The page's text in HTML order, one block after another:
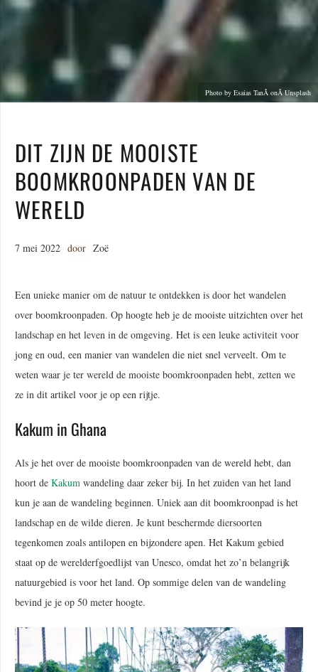
Photo by Esaias TanÂ onÂ Unsplash
DIT ZIJN DE MOOISTE
BOOMKROONPADEN VAN DE
WERELD
7 mei 2022 door Zoë
Een unieke manier om de natuur te ontdekken is door het wandelen
over boomkroonpaden. Op hoogte heb je de mooiste uitzichten over het
landschap en het leven in de omgeving. Het is een leuke activiteit voor
jong en oud, een manier van wandelen die niet snel verveelt. Om te
weten waar je ter wereld de mooiste boomkroonpaden hebt, zetten we
ze in dit artikel voor je op een rijtje.
Kakum in Ghana
Als je het over de mooiste boomkroonpaden van de wereld hebt, dan
hoort de Kakum wandeling daar zeker bij. In het zuiden van het land
kun je aan de wandeling beginnen. Uniek aan dit boomkroonpad is het
landschap en de wilde dieren. Je kunt beschermde diersoorten
tegenkomen zoals antilopen en bijzondere apen. Het Kakum gebied
staat op de werelderfgoedlijst van Unesco, omdat het zo’n belangrijk
natuurgebied is voor het land. Op sommige delen van de wandeling
bevind je je op 50 meter hoogte.